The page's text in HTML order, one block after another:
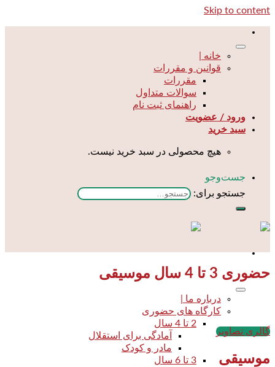
Skip to content
خانه |
قوانین و مقررات
مقررات
سوالات متداول
راهنمای ثبت نام
ورود / عضویت
سبد خرید
هیچ محصولی در سبد خرید نیست.
جست‌و‌جو
جستجو برای:
درباره ما |
کارگاه های حضوری
2 تا 4 سال
آمادگی برای استقلال
مادر و کودک
3 تا 6 سال
حضوری 3 تا 4 سال موسیقی
گالری تصاویر
موسیقی